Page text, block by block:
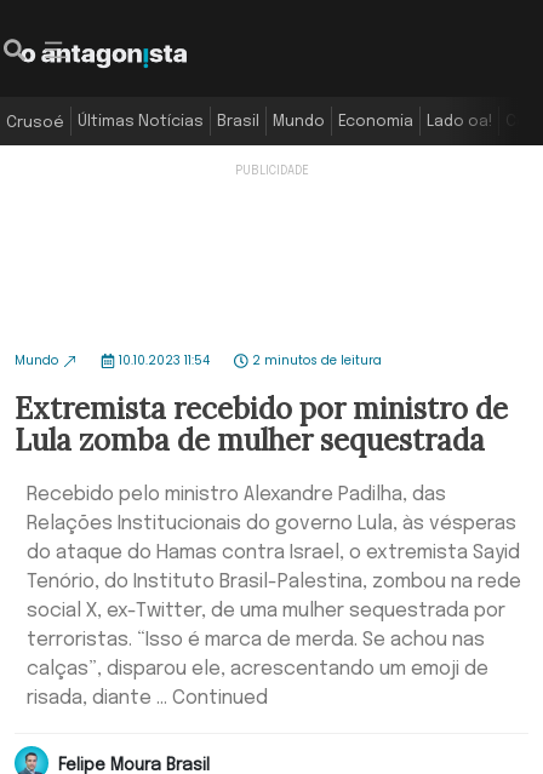
Crusoé Últimas Notícias Brasil Mundo Economia Lado oa!
Mundo 10.10.2023 11:54 2 minutos de leitura
Extremista recebido por ministro de
Lula zomba de mulher sequestrada
Recebido pelo ministro Alexandre Padilha, das
Relações Institucionais do governo Lula, às vésperas
do ataque do Hamas contra Israel, o extremista Sayid
Tenório, do Instituto Brasil-Palestina, zombou na rede
social X, ex-Twitter, de uma mulher sequestrada por
terroristas. “Isso é marca de merda. Se achou nas
calças”, disparou ele, acrescentando um emoji de
risada, diante … Continued
Felipe Moura Brasil